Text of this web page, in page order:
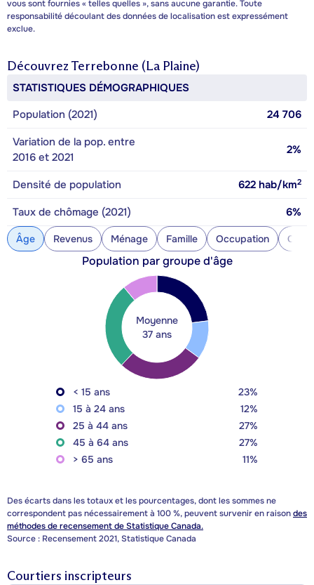
vous sont fournies « telles quelles », sans aucune garantie. Toute
responsabilité découlant des données de localisation est expressément
exclue.
Découvrez Terrebonne (La Plaine)
STATISTIQUES DÉMOGRAPHIQUES
Population (2021)
24 706
Variation de la pop. entre
2016 et 2021
2%
Densité de population 622 hab/km2
Taux de chômage (2021) 6%
Âge Revenus Ménage Famille Occupation
Population par groupe d'âge
Moyenne
37 ans
< 15 ans
23%
15 à 24 ans
12%
25 à 44 ans
27%
45 à 64 ans
27%
> 65 ans
11%
Des écarts dans les totaux et les pourcentages, dont les sommes ne
correspondent pas nécessairement à 100 %, peuvent survenir en raisondes
méthodes de recensement de Statistique Canada.
Source : Recensement 2021, Statistique Canada
Courtiers inscripteurs